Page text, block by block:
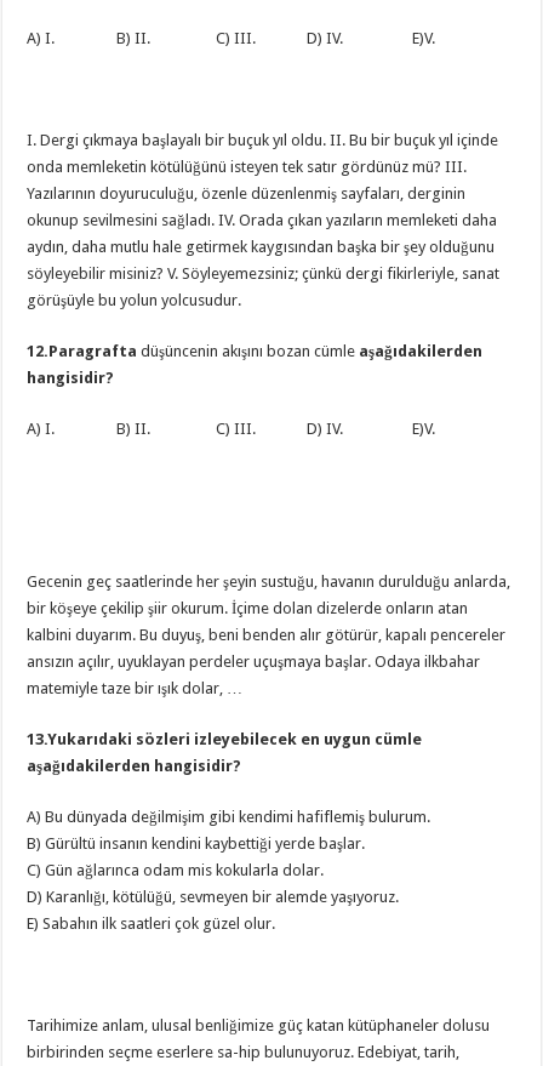
A) I. B) II. C) III. D) IV. E)V.
I. Dergi çıkmaya başlayalı bir buçuk yıl oldu. II. Bu bir buçuk yıl içinde
onda memleketin kötülüğünü isteyen tek satır gördünüz mü? III.
Yazılarının doyuruculuğu, özenle düzenlenmiş sayfaları, derginin
okunup sevilmesini sağladı. IV. Orada çıkan yazıların memleketi daha
aydın, daha mutlu hale getirmek kaygısından başka bir şey olduğunu
söyleyebilir misiniz? V. Söyleyemezsiniz; çünkü dergi fikirleriyle, sanat
görüşüyle bu yolun yolcusudur.
12.Paragraftadüşüncenin akışını bozan cümle aşağıdakilerden
hangisidir?
A) I. B) II. C) III. D) IV. E)V.
Gecenin geç saatlerinde her şeyin sustuğu, havanın durulduğu anlarda,
bir köşeye çekilip şiir okurum. İçime dolan dizelerde onların atan
kalbini duyarım. Bu duyuş, beni benden alır götürür, kapalı pencereler
ansızın açılır, uyuklayan perdeler uçuşmaya başlar. Odaya ilkbahar
matemiyle taze bir ışık dolar, …
13.Yukarıdaki sözleri izleyebilecek en uygun cümle
aşağıdakilerden hangisidir?
A) Bu dünyada değilmişim gibi kendimi hafiflemiş bulurum.
B) Gürültü insanın kendini kaybettiği yerde başlar.
C) Gün ağlarınca odam mis kokularla dolar.
D) Karanlığı, kötülüğü, sevmeyen bir alemde yaşıyoruz.
E) Sabahın ilk saatleri çok güzel olur.
Tarihimize anlam, ulusal benliğimize güç katan kütüphaneler dolusu
birbirinden seçme eserlere sa-hip bulunuyoruz. Edebiyat, tarih,